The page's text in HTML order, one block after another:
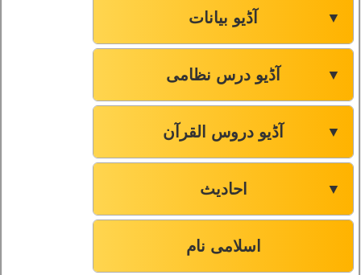
آڈیو بیانات ▼
آڈیو درس نظامی ▼
آڈیو دروس القرآن ▼
احادیث ▼
اسلامی نام